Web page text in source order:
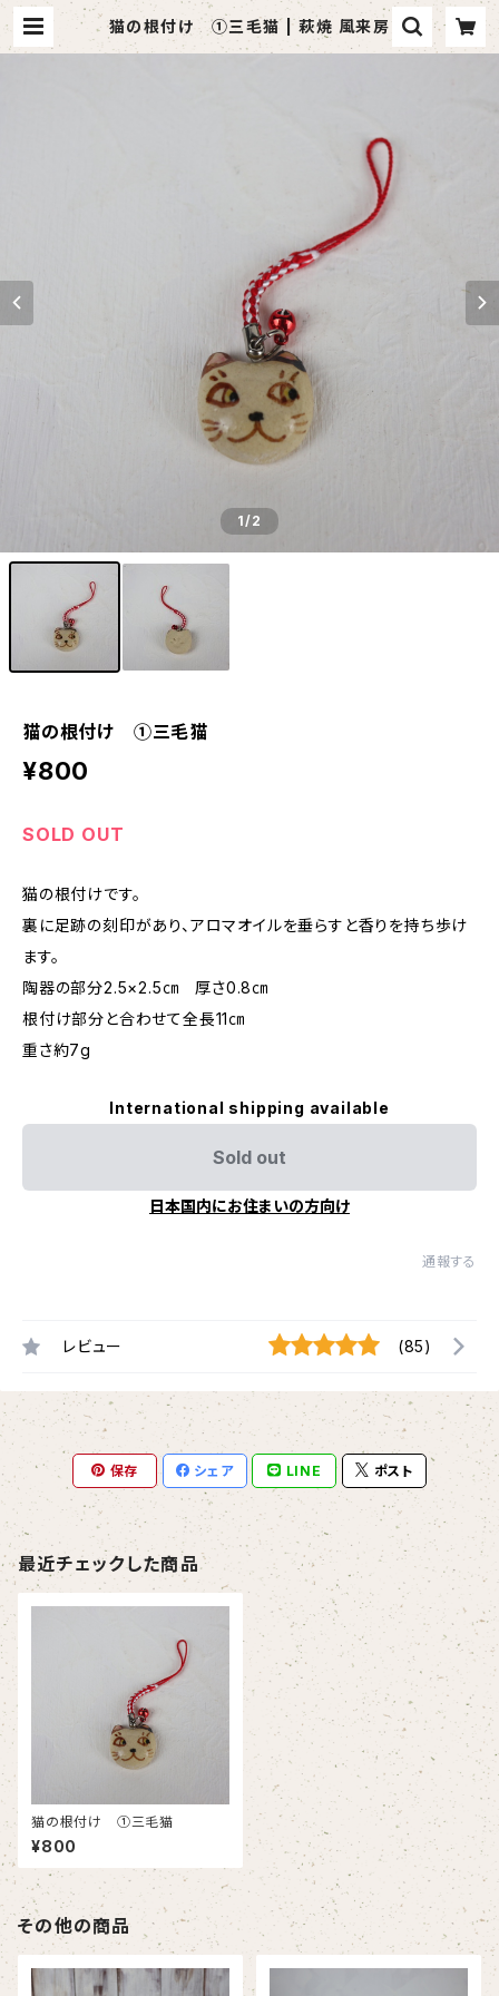
猫の根付け ①三毛猫 | 萩焼 風来房
1/2
猫の根付け ①三毛猫
¥800
SOLD OUT
猫の根付けです。
裏に足跡の刻印があり、アロマオイルを垂らすと香りを持ち歩け
ます。
陶器の部分2.5×2.5㎝ 厚さ0.8㎝
根付け部分と合わせて全長11㎝
重さ約7g
International shipping available
Sold out
日本国内にお住まいの方向け
通報する
レビュー (85)
保存 シェア LINE ポスト
最近チェックした商品
猫の根付け ①三毛猫
¥800
その他の商品